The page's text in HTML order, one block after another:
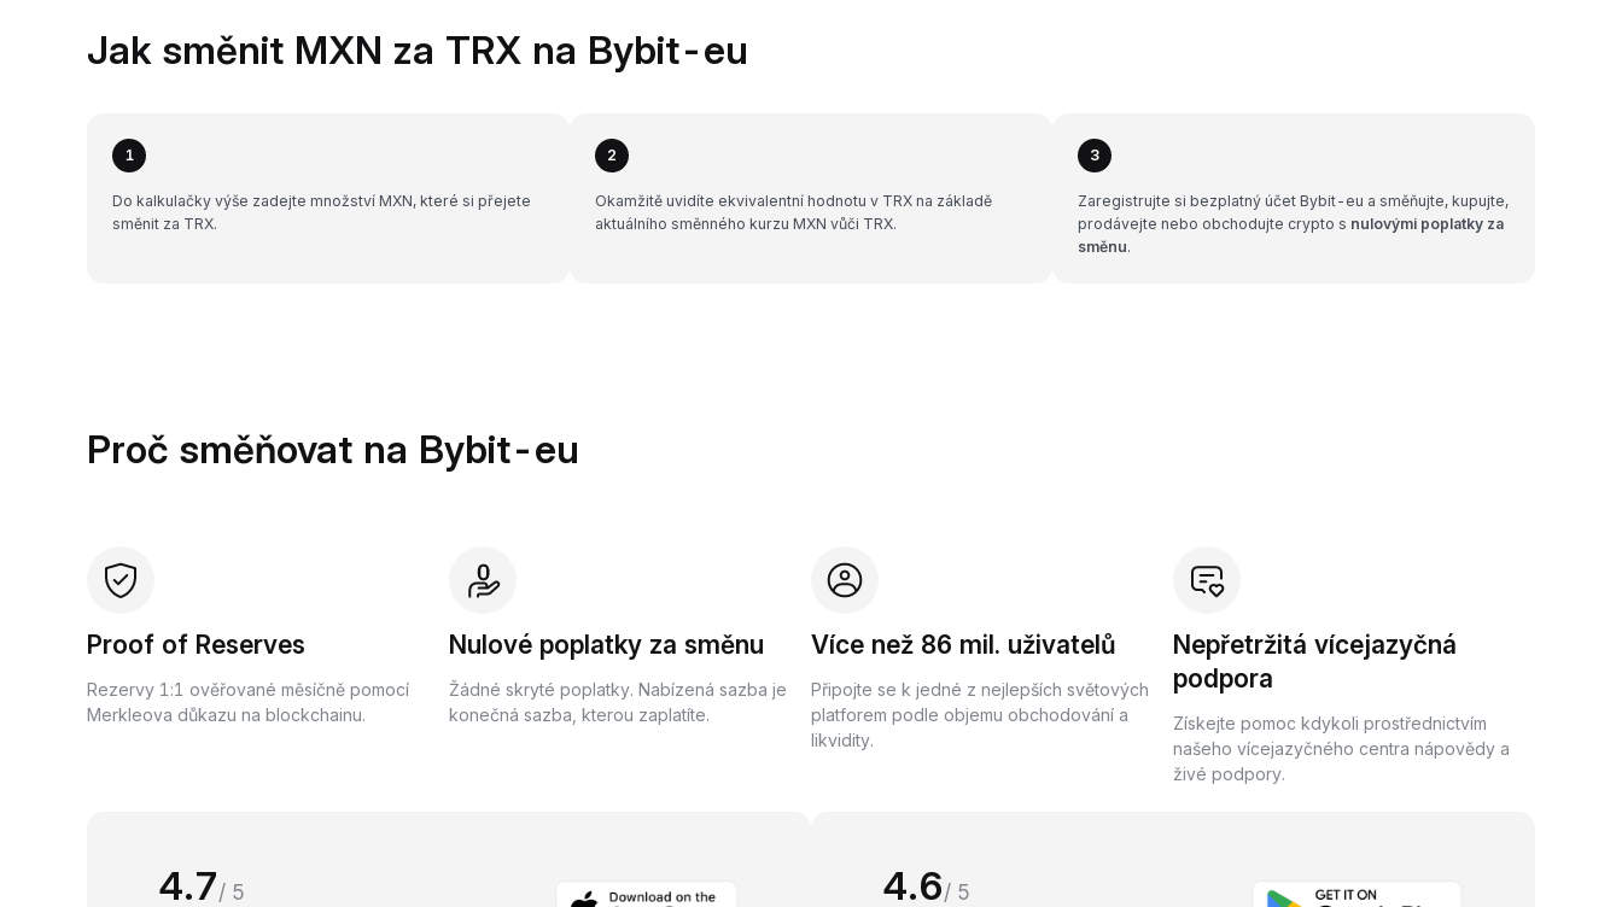
Jak směnit MXN za TRX na Bybit-eu
1
Do kalkulačky výše zadejte množství MXN, které si přejete
směnit za TRX.
2
Okamžitě uvidíte ekvivalentní hodnotu v TRX na základě
aktuálního směnného kurzu MXN vůči TRX.
3
Zaregistrujte si bezplatný účet Bybit-eu a směňujte, kupujte,
prodávejte nebo obchodujte crypto s nulovými poplatky za
směnu.
Proč směňovat na Bybit-eu
Proof of Reserves
Rezervy 1:1 ověřované měsíčně pomocí
Merkleova důkazu na blockchainu.
Nulové poplatky za směnu
Žádné skryté poplatky. Nabízená sazba je
konečná sazba, kterou zaplatíte.
Více než 86 mil. uživatelů
Připojte se k jedné z nejlepších světových
platforem podle objemu obchodování a
likvidity.
Nepřetržitá vícejazyčná
podpora
Získejte pomoc kdykoli prostřednictvím
našeho vícejazyčného centra nápovědy a
živé podpory.
4.7/ 5 4.6/ 5